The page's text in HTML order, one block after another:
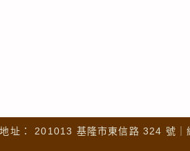
址： 201013 基隆市東信路 324 號